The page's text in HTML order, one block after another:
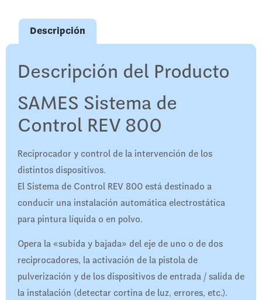
Descripción
Descripción del Producto
SAMES Sistema de
Control REV 800
Reciprocador y control de la intervención de los
distintos dispositivos.
El Sistema de Control REV 800 está destinado a
conducir una instalación automática electrostática
para pintura líquida o en polvo.
Opera la «subida y bajada» del eje de uno o de dos
reciprocadores, la activación de la pistola de
pulverización y de los dispositivos de entrada / salida de
la instalación (detectar cortina de luz, errores, etc.).